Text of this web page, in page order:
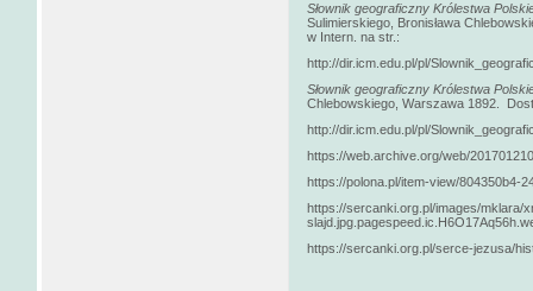
Słownik geograficzny Królestwa
Sulimierskiego, Bronisława
w Intern. na str.:
http://dir.icm.edu.pl/pl/
Słownik geograficzny Królestwa
Chlebowskiego, Warszawa 1892.
http://dir.icm.edu.pl/pl/
https://web.archive.org/web/
https://polona.pl/item-view/804350b4-
https://sercanki.org.pl/images/mklara/
https://sercanki.org.pl/serce-jezusa/